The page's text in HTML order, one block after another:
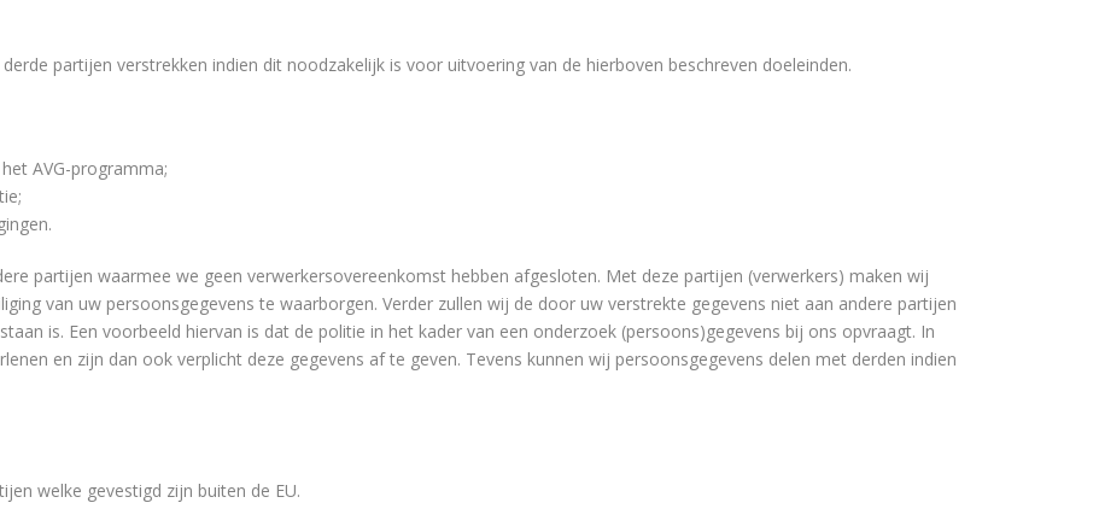
partijen verstrekken indien dit noodzakelijk is voor uitvoering van de hierboven beschreven doeleinden.
AVG-programma;
partijen waarmee we geen verwerkersovereenkomst hebben afgesloten. Met deze partijen (verwerkers) maken wij
van uw persoonsgegevens te waarborgen. Verder zullen wij de door uw verstrekte gegevens niet aan andere partijen
is. Een voorbeeld hiervan is dat de politie in het kader van een onderzoek (persoons)gegevens bij ons opvraagt. In
en zijn dan ook verplicht deze gegevens af te geven. Tevens kunnen wij persoonsgegevens delen met derden indien
welke gevestigd zijn buiten de EU.